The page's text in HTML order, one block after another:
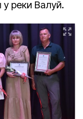
реки Валуй.